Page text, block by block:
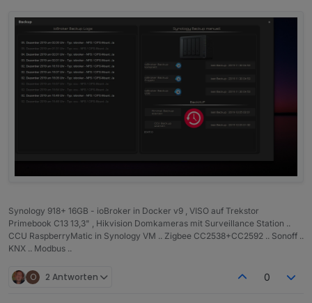
float:left !important;
color
!important;
font-size
    }
Synology 918+ 16GB - ioBroker in Docker v9 , VISO auf Trekstor
Primebook C13 13,3" , Hikvision Domkameras mit Surveillance Station ..
CCU RaspberryMatic in Synology VM .. Zigbee CC2538+CC2592 .. Sonoff ..
KNX .. Modbus ..
O 2 Antworten 0